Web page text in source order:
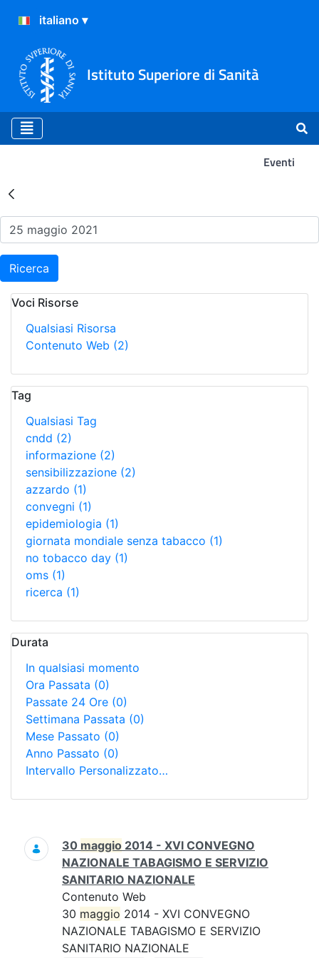
Istituto Superiore di Sanità
Eventi
Risultati della Ricerca -
Ricerca
Voci Risorse
Qualsiasi Risorsa
Contenuto Web (2)
Tag
Qualsiasi Tag
cndd (2)
informazione (2)
sensibilizzazione (2)
azzardo (1)
convegni (1)
epidemiologia (1)
giornata mondiale senza tabacco (1)
no tobacco day (1)
oms (1)
ricerca (1)
Durata
In qualsiasi momento
Ora Passata (0)
Passate 24 Ore (0)
Settimana Passata (0)
Mese Passato (0)
Anno Passato (0)
Intervallo Personalizzato…
Ricerca
30 maggio 2014 - XVI CONVEGNO
NAZIONALE TABAGISMO E SERVIZIO
SANITARIO NAZIONALE
Contenuto Web
30 maggio 2014 - XVI CONVEGNO
NAZIONALE TABAGISMO E SERVIZIO
SANITARIO NAZIONALE